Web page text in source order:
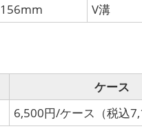
156mm V溝
ケース
6,500円/ケース（税込